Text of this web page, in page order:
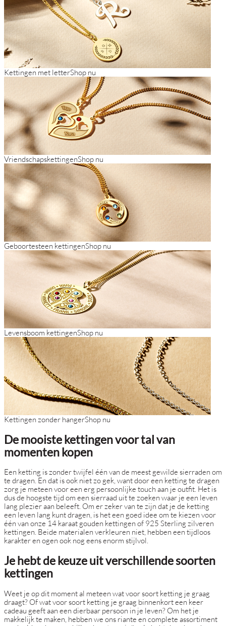
Kettingen met letterShop nu
VriendschapskettingenShop nu
Geboortesteen kettingenShop nu
Levensboom kettingenShop nu
Kettingen zonder hangerShop nu
De mooiste kettingen voor tal van
momenten kopen
Een ketting is zonder twijfel één van de meest gewilde sierraden om
te dragen. En dat is ook niet zo gek, want door een ketting te dragen
zorg je meteen voor een erg persoonlijke touch aan je outfit. Het is
dus de hoogste tijd om een sierraad uit te zoeken waar je een leven
lang plezier aan beleeft. Om er zeker van te zijn dat je de ketting
een leven lang kunt dragen, is het een goed idee om te kiezen voor
één van onze 14 karaat gouden kettingen of 925 Sterling zilveren
kettingen. Beide materialen verkleuren niet, hebben een tijdloos
karakter en ogen ook nog eens enorm stijlvol.
Je hebt de keuze uit verschillende soorten
kettingen
Weet je op dit moment al meteen wat voor soort ketting je graag
draagt? Of wat voor soort ketting je graag binnenkort een keer
cadeau geeft aan een dierbaar persoon in je leven? Om het je
makkelijk te maken, hebben we ons riante en complete assortiment